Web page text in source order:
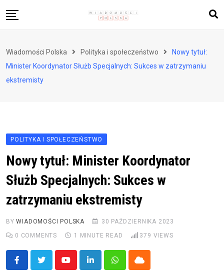
to
Zdrowie i styl życia
Polityka i społeczeństwo
Wiadomości Polska Polityka i społeczeństwo
Nowy tytuł:
Minister Koordynator Służb Specjalnych: Sukces w zatrzymaniu
ekstremisty
POLITYKA I SPOŁECZEŃSTWO
Nowy tytuł: Minister Koordynator
Służb Specjalnych: Sukces w
zatrzymaniu ekstremisty
BYWIADOMOŚCI POLSKA
30 PAŹDZIERNIKA 2023
0 COMMENTS 1 MINUTE READ 379 VIEWS
YoutubeLinkedInWhatsappCloud